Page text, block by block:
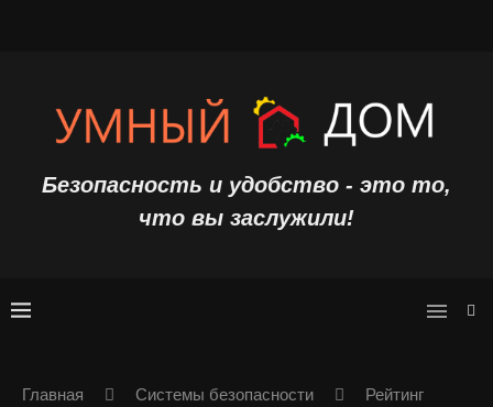
Безопасность и удобство - это то,
что вы заслужили!
Главная Системы безопасности
Рейтинг